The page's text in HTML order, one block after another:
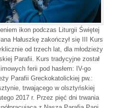
ikon podczas Liturgii Świętej
Hałuszkę zakończył się III Kurs
od trzech lat, dla młodzieży
Parafii. Kurs tradycyjne został
ferii pod hasłem: IV-go
Parafii Greckokatolickiej pw.:
trwającego w olsztyńskiej
2017 r. Przez pięć dni trwania